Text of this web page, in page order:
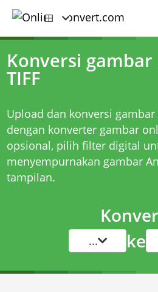
Konversi
TIFF
Upload dan konversi gambar
dengan konverter gambar
opsional, pilih filter digital
menyempurnakan gambar
tampilan.
... ke